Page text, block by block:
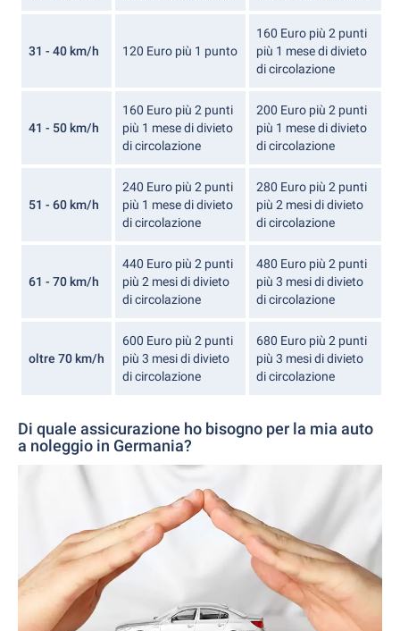
31 - 40 km/h 120 Euro più 1 punto
160 Euro più 2 punti
più 1 mese di divieto
di circolazione
41 - 50 km/h
160 Euro più 2 punti
più 1 mese di divieto
di circolazione
200 Euro più 2 punti
più 1 mese di divieto
di circolazione
51 - 60 km/h
240 Euro più 2 punti
più 1 mese di divieto
di circolazione
280 Euro più 2 punti
più 2 mesi di divieto
di circolazione
61 - 70 km/h
440 Euro più 2 punti
più 2 mesi di divieto
di circolazione
480 Euro più 2 punti
più 3 mesi di divieto
di circolazione
oltre 70 km/h
600 Euro più 2 punti
più 3 mesi di divieto
di circolazione
680 Euro più 2 punti
più 3 mesi di divieto
di circolazione
Di quale assicurazione ho bisogno per la mia auto
a noleggio in Germania?